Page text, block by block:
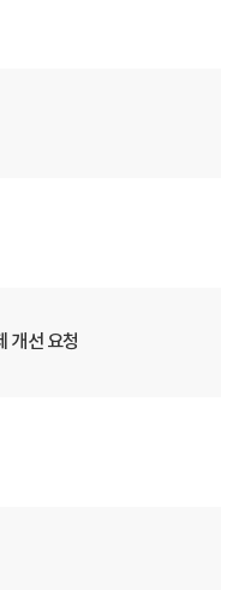
개선 요청